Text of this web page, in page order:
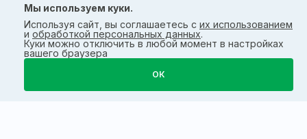
Мы используем куки.
Используя сайт, вы соглашаетесь с их использованием
и обработкой персональных данных.
Куки можно отключить в любой момент в настройках
вашего браузера
ОК